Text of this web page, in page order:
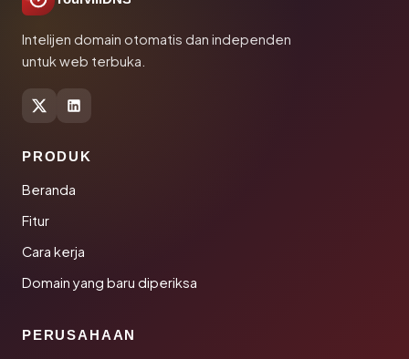
Intelijen domain otomatis dan independen
untuk web terbuka.
PRODUK
Beranda
Fitur
Cara kerja
Domain yang baru diperiksa
PERUSAHAAN